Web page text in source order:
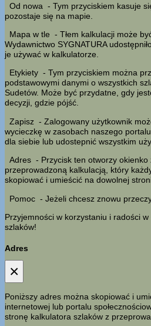
Od nowa - Tym przyciskiem kasuje
pozostaje się na mapie.
Mapa w tle - Tłem kalkulacji może
Wydawnictwo SYGNATURA
je używać w kalkulatorze.
Etykiety - Tym przyciskiem można
podstawowymi danymi o wszystkich
Sudetów. Może być przydatne, gdy
decyzji, gdzie pójść.
Zapisz - Zalogowany użytkownik
wycieczkę w zasobach naszego
dla siebie lub udostepnić wszystkim
Adres - Przycisk ten otworzy
przeprowadzoną kalkulacją, który
skopiować i umieścić na dowolnej
Pomoc - Jeżeli chcesz znowu
Przyjemności w korzystaniu i radości
szlaków!
Adres
×
Poniższy adres można skopiować i
internetowej lub portalu
stronę kalkulatora szlaków z